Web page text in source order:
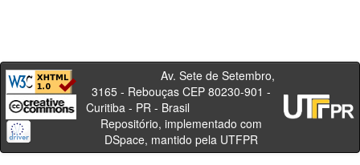
Av. Sete de Setembro,
3165 - Rebouças CEP 80230-901 -
Curitiba - PR - Brasil
Repositório, implementado com
DSpace, mantido pela UTFPR